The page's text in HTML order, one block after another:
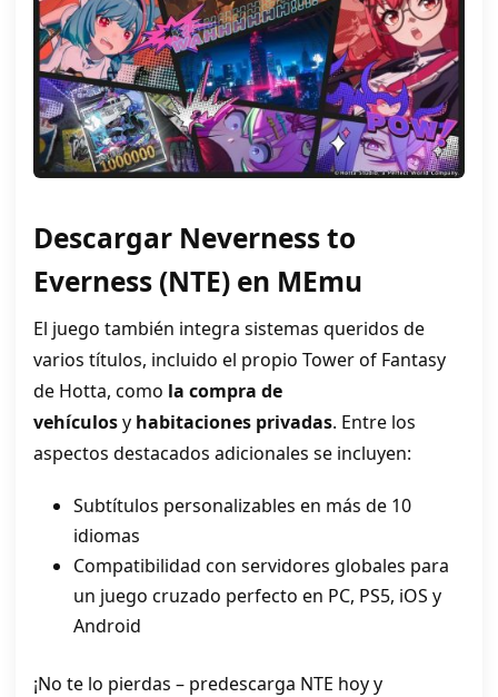
Descargar Neverness to
Everness (NTE) en MEmu
El juego también integra sistemas queridos de
varios títulos, incluido el propio Tower of Fantasy
de Hotta, como la compra de
vehículosy habitaciones privadas. Entre los
aspectos destacados adicionales se incluyen:
Subtítulos personalizables en más de 10
idiomas
Compatibilidad con servidores globales para
un juego cruzado perfecto en PC, PS5, iOS y
Android
¡No te lo pierdas – predescarga NTE hoy y